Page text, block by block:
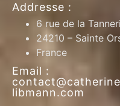
Addresse :
6 rue de la
24210 – Sainte
France
Email :
libmann.com